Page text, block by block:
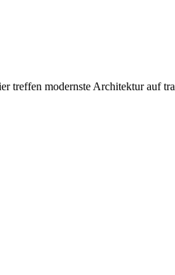
treffen modernste Architektur auf